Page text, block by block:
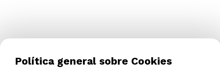
Política general sobre Cookies